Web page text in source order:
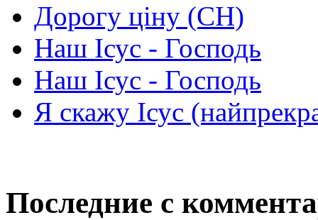
Дорогу ціну (СН)
Наш Ісус - Господь
Наш Ісус - Господь
Я скажу Ісус
Последние с